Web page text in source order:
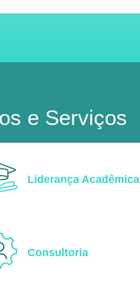
e Serviços
Liderança Acadêmica
Consultoria